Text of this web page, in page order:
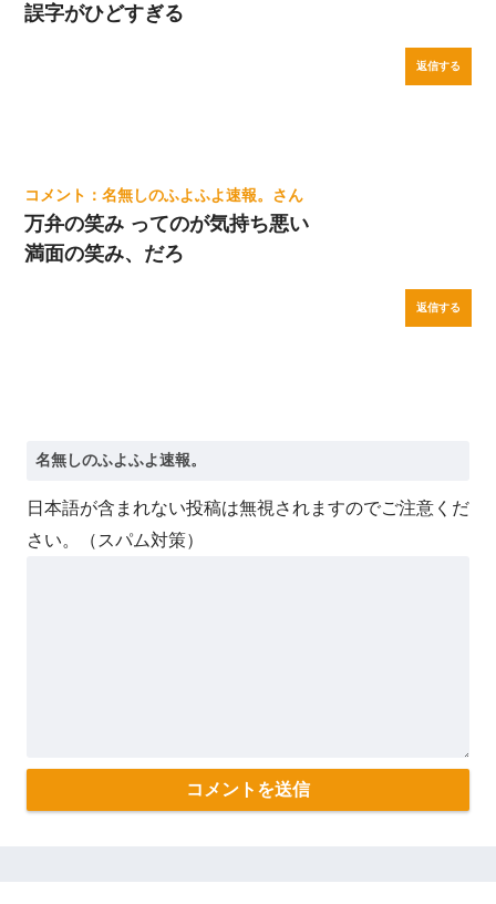
誤字がひどすぎる
返信する
名無しのふよふよ速報。
万弁の笑み ってのが気持ち悪い
満面の笑み、だろ
返信する
日本語が含まれない投稿は無視されますのでご注意くだ
さい。（スパム対策）